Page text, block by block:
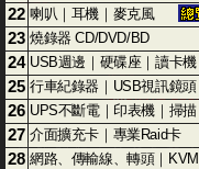
22 喇叭｜耳機｜麥克風
23 燒錄器 CD/DVD/BD
24 USB週邊｜硬碟座｜讀卡機
25 行車紀錄器｜USB視訊鏡頭
26 UPS不斷電｜印表機｜掃描
27 介面擴充卡｜專業Raid卡
28 網路、傳輸線、轉頭｜KVM